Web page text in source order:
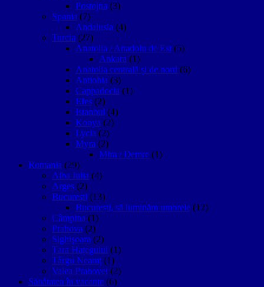
Postojna (3)
Spania (7)
Andalusia (4)
Turcia (27)
Anatolia / Anadolu de Est (5)
Ankara (1)
Anatolia centrală și de nord (6)
Antiohia (3)
Cappadocia (1)
Efes (2)
Istanbul (4)
Konya (2)
Lycia (2)
Myra (2)
Mira / Demre (1)
Romania (29)
Alba Iulia (4)
Argeș (2)
București (13)
București, să luminăm umbrele (12)
Câmpina (1)
Prahova (2)
Sighişoara (2)
Țara Hațegului (1)
Târgu Neamţ (1)
Valea Prahovei (2)
Sănătatea în vacanțe (6)